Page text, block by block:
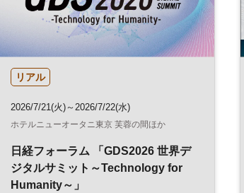
リアル
2026/7/21(火)～2026/7/22(水)
ホテルニューオータニ東京 芙蓉の間ほか
日経フォーラム 「GDS2026 世界デ
ジタルサミット～Technology for
Humanity～」